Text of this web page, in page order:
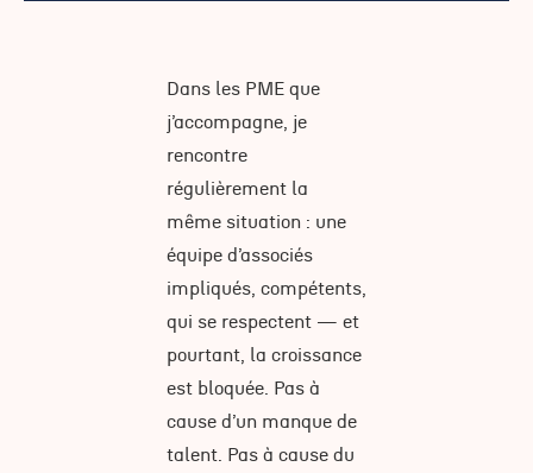
Dans les PME que
j’accompagne, je
rencontre
régulièrement la
même situation : une
équipe d’associés
impliqués, compétents,
qui se respectent — et
pourtant, la croissance
est bloquée. Pas à
cause d’un manque de
talent. Pas à cause du